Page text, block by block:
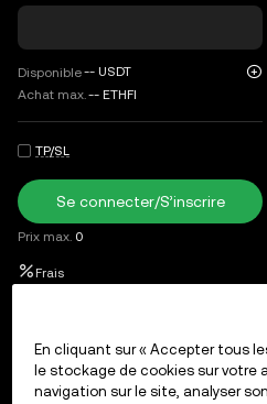
Disponible-- USDT
Achat max.-- ETHFI
TP/SL
Se connecter/S’inscrire
Prix max. 0
Frais
En cliquant sur « Accepter tous
le stockage de cookies sur votre
navigation sur le site, analyser